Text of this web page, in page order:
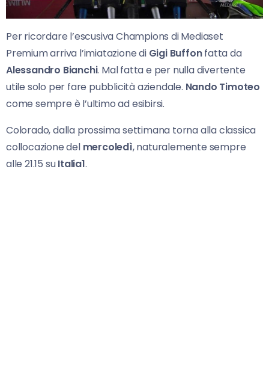
Per ricordare l’escusiva Champions di Mediaset
Premium arriva l’imiatazione di Gigi Buffonfatta da
Alessandro Bianchi. Mal fatta e per nulla divertente
utile solo per fare pubblicità aziendale. Nando Timoteo
come sempre è l’ultimo ad esibirsi.
Colorado, dalla prossima settimana torna alla classica
collocazione del mercoledì, naturalemente sempre
alle 21.15 suItalia1.